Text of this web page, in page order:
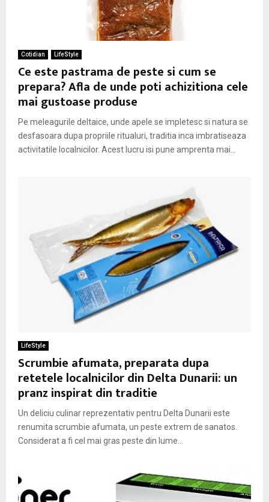
Cotidian LifeStyle
Ce este pastrama de peste si cum se
prepara? Afla de unde poti achizitiona cele
mai gustoase produse
Pe meleagurile deltaice, unde apele se impletesc si natura se
desfasoara dupa propriile ritualuri, traditia inca imbratiseaza
activitatile localnicilor. Acest lucru isi pune amprenta mai...
LifeStyle
Scrumbie afumata, preparata dupa
retetele localnicilor din Delta Dunarii: un
pranz inspirat din traditie
Un deliciu culinar reprezentativ pentru Delta Dunarii este
renumita scrumbie afumata, un peste extrem de sanatos.
Considerat a fi cel mai gras peste din lume...